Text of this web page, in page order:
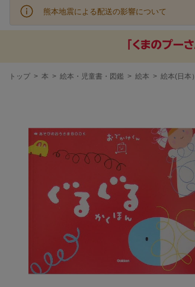
熊本地震による配送の影響について
現
トップ > 本 > 絵本・児童書・図鑑 > 絵本 > 絵本(日本）